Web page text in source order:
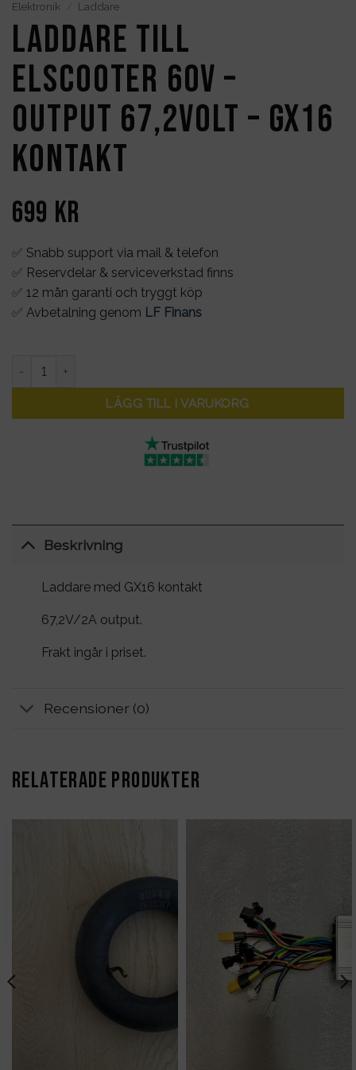
Elektronik
Laddare
Laddare till
elscooter 60V –
output 67,2Volt – GX16
kontakt
699 kr
✅ Snabb support via mail & telefon
✅ Reservdelar & serviceverkstad finns
✅ 12 mån garanti och tryggt köp
✅ Avbetalning genom LF Finans
Laddare till elscooter 60V - output 67,2Volt - GX16 kontakt
LÄGG TILL I VARUKORG
Beskrivning
Laddare med GX16 kontakt
67,2V/2A output.
Frakt ingår i priset.
Recensioner (0)
RELATERADE PRODUKTER